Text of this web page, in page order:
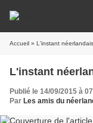
Accueil » L'instant
L'instant
Publié le 14/09/2015 à
Par Les amis du